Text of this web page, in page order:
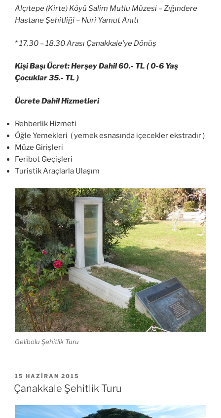
Alçıtepe (Kirte) Köyü Salim Mutlu Müzesi – Zığındere
Hastane Şehitliği – Nuri Yamut Anıtı
* 17.30 – 18.30 Arası Çanakkale’ye Dönüş
Kişi Başı Ücret: Herşey Dahil 60.- TL ( 0-6 Yaş
Çocuklar 35.- TL )
Ücrete Dahil Hizmetleri
Rehberlik Hizmeti
Öğle Yemekleri ( yemek esnasında içecekler ekstradır )
Müze Girişleri
Feribot Geçişleri
Turistik Araçlarla Ulaşım
Gelibolu Şehitlik Turu
YAYIM
TARIHI
15 HAZIRAN 2015
Çanakkale Şehitlik Turu